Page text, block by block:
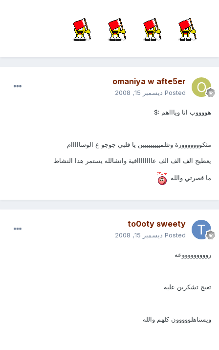
omaniya w afte5er
Posted ديسمبر 15, 2008
هووووب انا وياااهم :$
مثكووووووورة وتثلمييييييييين يا قلبي جوجو ع الوسااااام
يعطيج الف الف الف عاااااااافية وانشالله يستمر هذا النشاط
ما قصرتي والله
to0oty sweety
Posted ديسمبر 15, 2008
روووووووووعه
تعبج تشكرين عليه
ويستاهلووووون كلهم والله